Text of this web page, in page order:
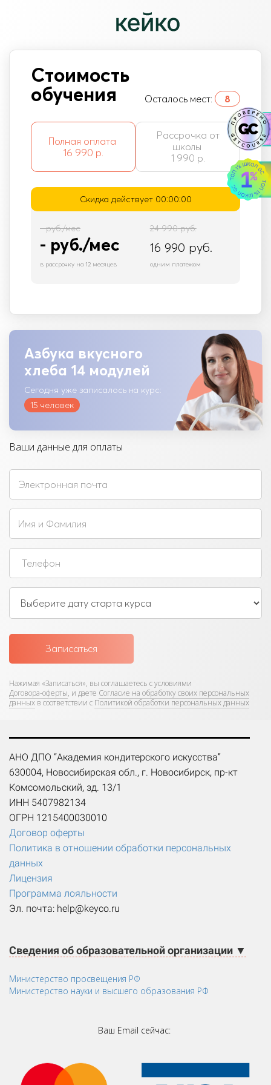
Стоимость
обучения
Осталось мест: 8
Полная оплата
16 990 р.
Рассрочка от
школы
1 990 р.
Скидка действует 00:00:00
-руб./мес
- руб./мес
в рассрочку на 12 месяцев
24 990руб.
16 990 руб.
одним платежом
Азбука вкусного
хлеба 14 модулей
Сегодня уже записалось на курс:
15 человек
Ваши данные для оплаты
Записаться
Нажимая «Записаться», вы соглашаетесь с условиями
Договора-оферты, и даете Согласие на обработку своих персональных
данных в соответствии с Политикой обработки персональных данных
АНО ДПО “Академия кондитерского искусства”
630004, Новосибирская обл., г. Новосибирск, пр-кт
Комсомольский, зд. 13/1
ИНН 5407982134
ОГРН 1215400030010
Договор оферты
Политика в отношении обработки персональных
данных
Лицензия
Программа лояльности
Эл. почта: help@keyco.ru
Сведения об образовательной организации ▼
Министерство просвещения РФ
Министерство науки и высшего образования РФ
Ваш Email сейчас: